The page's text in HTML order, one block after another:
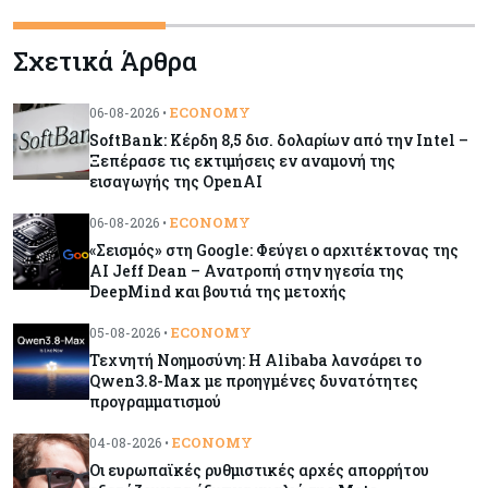
Κύπρος 07-08-2026
34.787 νέες εγγραφές οχημάτων στο επτάμηνο
- Άνοδος 11,5% σε σχέση με πέρσι
Κόσμος 07-08-2026
ΕΚΤ: Αιφνιδιάστηκε από την πώληση ευρώ από
τις ΗΠΑ
Κύπρος 07-08-2026
Χορηγία €10.000 για υποτροφίες σε φοιτητές του
Κύπρος 07-08-2026
Επαναλειτουργεί η οδική πρόσβαση στις αφίξεις
Σχετικά Άρθρα
06-08-2026 • ECONOMY
SoftBank: Κέρδη 8,5 δισ. δολαρίων από την Intel –
Ξεπέρασε τις εκτιμήσεις εν αναμονή της
εισαγωγής της OpenAI
06-08-2026 • ECONOMY
«Σεισμός» στη Google: Φεύγει ο αρχιτέκτονας της
AI Jeff Dean – Ανατροπή στην ηγεσία της
DeepMind και βουτιά της μετοχής
05-08-2026 • ECONOMY
Τεχνητή Νοημοσύνη: Η Alibaba λανσάρει το
Qwen3.8-Max με προηγμένες δυνατότητες
προγραμματισμού
04-08-2026 • ECONOMY
Οι ευρωπαϊκές ρυθμιστικές αρχές απορρήτου